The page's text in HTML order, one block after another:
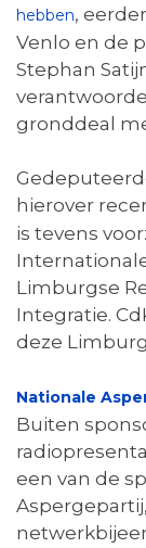
hebben,
Venlo en de
Stephan
gronddeal
hierover
is tevens
Limburgse
Integratie.
deze
Nationale
Buiten
een van de